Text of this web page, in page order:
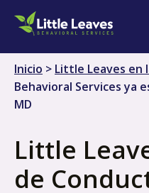
Inicio > Little Leaves en
Behavioral Services ya
MD
Little
de